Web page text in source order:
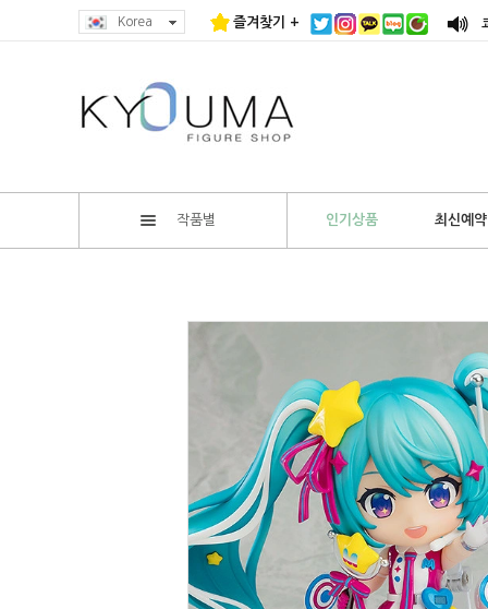
Korea 즐겨찾기 +
작품별 인기상품 최신예약